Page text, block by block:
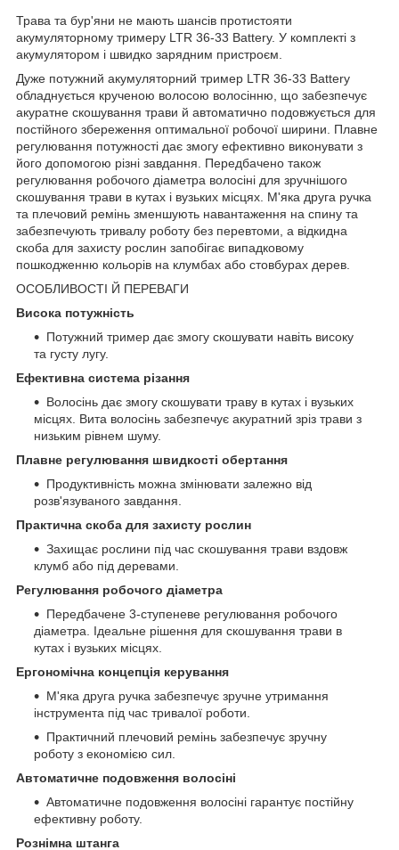
Трава та бур'яни не мають шансів протистояти
акумуляторному тримеру LTR 36-33 Battery. У комплекті з
акумулятором і швидко зарядним пристроєм.
Дуже потужний акумуляторний тример LTR 36-33 Battery
обладнується крученою волосою волосінню, що забезпечує
акуратне скошування трави й автоматично подовжується для
постійного збереження оптимальної робочої ширини. Плавне
регулювання потужності дає змогу ефективно виконувати з
його допомогою різні завдання. Передбачено також
регулювання робочого діаметра волосіні для зручнішого
скошування трави в кутах і вузьких місцях. М'яка друга ручка
та плечовий ремінь зменшують навантаження на спину та
забезпечують тривалу роботу без перевтоми, а відкидна
скоба для захисту рослин запобігає випадковому
пошкодженню кольорів на клумбах або стовбурах дерев.
ОСОБЛИВОСТІ Й ПЕРЕВАГИ
Висока потужність
Потужний тример дає змогу скошувати навіть високу
та густу лугу.
Ефективна система різання
Волосінь дає змогу скошувати траву в кутах і вузьких
місцях. Вита волосінь забезпечує акуратний зріз трави з
низьким рівнем шуму.
Плавне регулювання швидкості обертання
Продуктивність можна змінювати залежно від
розв'язуваного завдання.
Практична скоба для захисту рослин
Захищає рослини під час скошування трави вздовж
клумб або під деревами.
Регулювання робочого діаметра
Передбачене 3-ступеневе регулювання робочого
діаметра. Ідеальне рішення для скошування трави в
кутах і вузьких місцях.
Ергономічна концепція керування
М'яка друга ручка забезпечує зручне утримання
інструмента під час тривалої роботи.
Практичний плечовий ремінь забезпечує зручну
роботу з економією сил.
Автоматичне подовження волосіні
Автоматичне подовження волосіні гарантує постійну
ефективну роботу.
Рознімна штанга